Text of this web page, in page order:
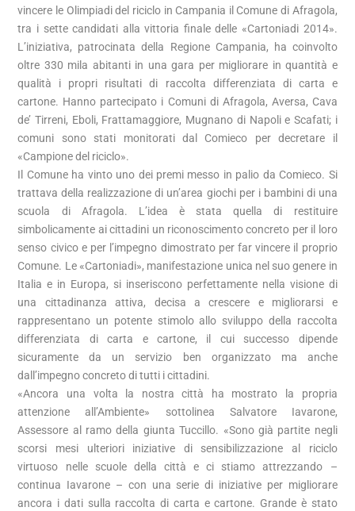
vincere le Olimpiadi del riciclo in Campania il Comune di Afragola,
tra i sette candidati alla vittoria finale delle «Cartoniadi 2014».
L’iniziativa, patrocinata della Regione Campania, ha coinvolto
oltre 330 mila abitanti in una gara per migliorare in quantità e
qualità i propri risultati di raccolta differenziata di carta e
cartone. Hanno partecipato i Comuni di Afragola, Aversa, Cava
de’ Tirreni, Eboli, Frattamaggiore, Mugnano di Napoli e Scafati; i
comuni sono stati monitorati dal Comieco per decretare il
«Campione del riciclo».
Il Comune ha vinto uno dei premi messo in palio da Comieco. Si
trattava della realizzazione di un’area giochi per i bambini di una
scuola di Afragola. L’idea è stata quella di restituire
simbolicamente ai cittadini un riconoscimento concreto per il loro
senso civico e per l’impegno dimostrato per far vincere il proprio
Comune. Le «Cartoniadi», manifestazione unica nel suo genere in
Italia e in Europa, si inseriscono perfettamente nella visione di
una cittadinanza attiva, decisa a crescere e migliorarsi e
rappresentano un potente stimolo allo sviluppo della raccolta
differenziata di carta e cartone, il cui successo dipende
sicuramente da un servizio ben organizzato ma anche
dall’impegno concreto di tutti i cittadini.
«Ancora una volta la nostra città ha mostrato la propria
attenzione all’Ambiente» sottolinea Salvatore Iavarone,
Assessore al ramo della giunta Tuccillo. «Sono già partite negli
scorsi mesi ulteriori iniziative di sensibilizzazione al riciclo
virtuoso nelle scuole della città e ci stiamo attrezzando –
continua Iavarone – con una serie di iniziative per migliorare
ancora i dati sulla raccolta di carta e cartone. Grande è stato